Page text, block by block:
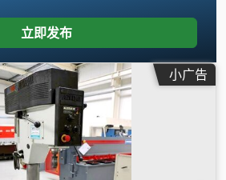
立即发布
小广告